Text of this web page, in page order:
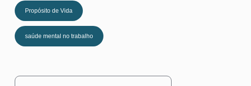
Propósito de Vida
saúde mental no trabalho